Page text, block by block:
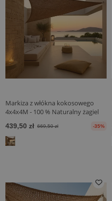
Markiza z włókna kokosowego
4x4x4M - 100 % Naturalny żagiel
439,50 zł 669,50 zł -35%